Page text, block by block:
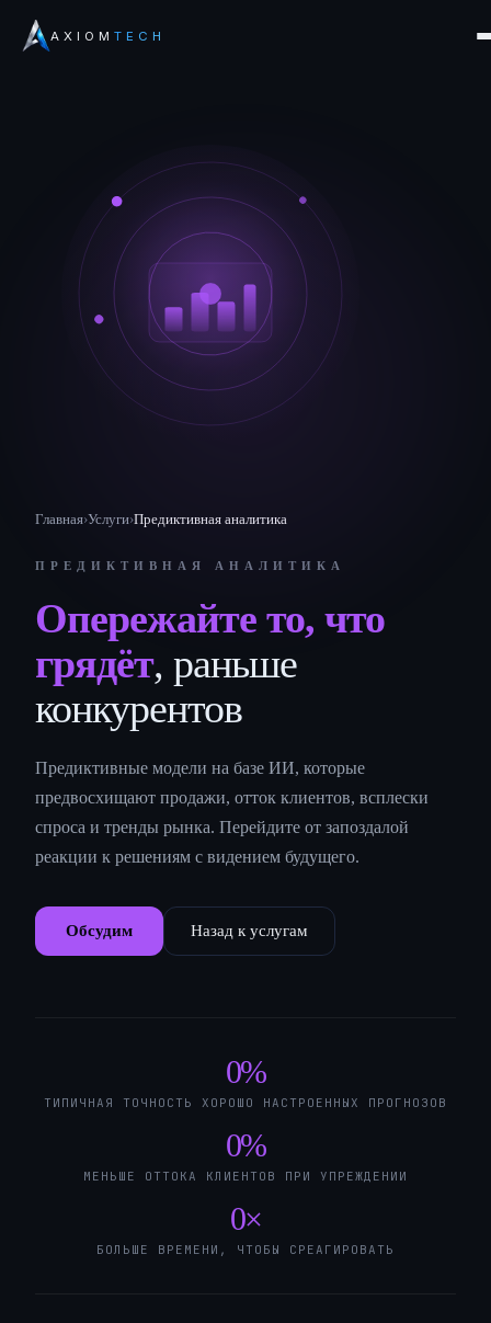
AXIOM TECH
Главная›Услуги›Предиктивная аналитика
ПРЕДИКТИВНАЯ АНАЛИТИКА
Опережайте то, что
грядёт, раньше
конкурентов
Предиктивные модели на базе ИИ, которые
предвосхищают продажи, отток клиентов, всплески
спроса и тренды рынка. Перейдите от запоздалой
реакции к решениям с видением будущего.
Обсудим Назад к услугам
0%
ТИПИЧНАЯ ТОЧНОСТЬ ХОРОШО НАСТРОЕННЫХ ПРОГНОЗОВ
0%
МЕНЬШЕ ОТТОКА КЛИЕНТОВ ПРИ УПРЕЖДЕНИИ
0×
БОЛЬШЕ ВРЕМЕНИ, ЧТОБЫ СРЕАГИРОВАТЬ